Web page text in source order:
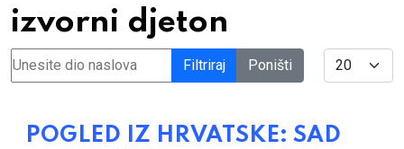
izvorni djeton
Unesite dio naslova Filtriraj Poništi Display #
POGLED IZ HRVATSKE: SAD